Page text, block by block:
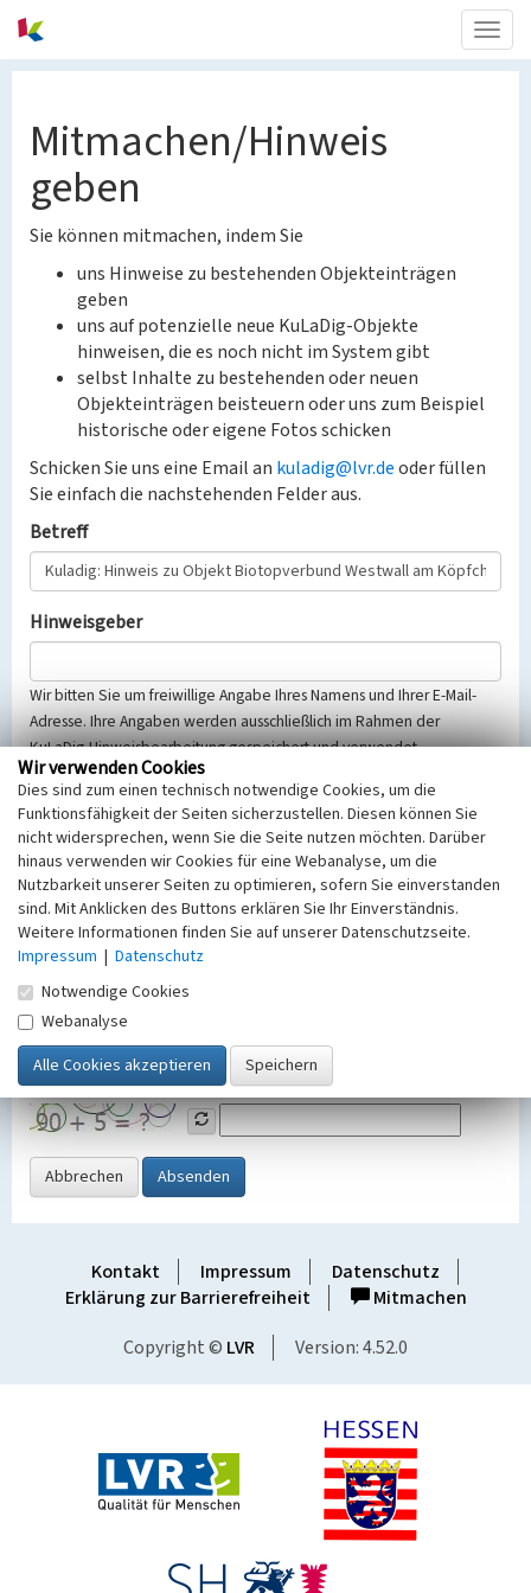
Mitmachen/Hinweis
geben
Sie können mitmachen, indem Sie
uns Hinweise zu bestehenden Objekteinträgen
geben
uns auf potenzielle neue KuLaDig-Objekte
hinweisen, die es noch nicht im System gibt
selbst Inhalte zu bestehenden oder neuen
Objekteinträgen beisteuern oder uns zum Beispiel
historische oder eigene Fotos schicken
Schicken Sie uns eine Email an kuladig@lvr.deoder füllen
Sie einfach die nachstehenden Felder aus.
Betreff
Hinweisgeber
Wir bitten Sie um freiwillige Angabe Ihres Namens und Ihrer E-Mail-
Adresse. Ihre Angaben werden ausschließlich im Rahmen der
KuLaDig-Hinweisbearbeitung gespeichert und verwendet.
Selbstverständlich werden diese entsprechend der Vorschriften des
Telemediengesetzes, des Datenschutzgesetzes NRW und der seit
dem 25.05.2018 gültigen Europäischen Datenschutzgrundverordnung
(EU-DSGVO) vertraulich behandelt, beachten Sie bitte unsere
Hinweise zumDatenschutz
Nachricht
SicherheitsabfrageTragen Sie unten das Rechenergebnis aus der
Grafik ein
Abbrechen Absenden
Kontakt Impressum
Datenschutz
Erklärung zur Barrierefreiheit
Mitmachen
Copyright © LVR Version: 4.52.0
Wir verwenden Cookies
Dies sind zum einen technisch notwendige Cookies, um die
Funktionsfähigkeit der Seiten sicherzustellen. Diesen können Sie
nicht widersprechen, wenn Sie die Seite nutzen möchten. Darüber
hinaus verwenden wir Cookies für eine Webanalyse, um die
Nutzbarkeit unserer Seiten zu optimieren, sofern Sie einverstanden
sind. Mit Anklicken des Buttons erklären Sie Ihr Einverständnis.
Weitere Informationen finden Sie auf unserer Datenschutzseite.
Impressum | Datenschutz
Notwendige Cookies
Webanalyse